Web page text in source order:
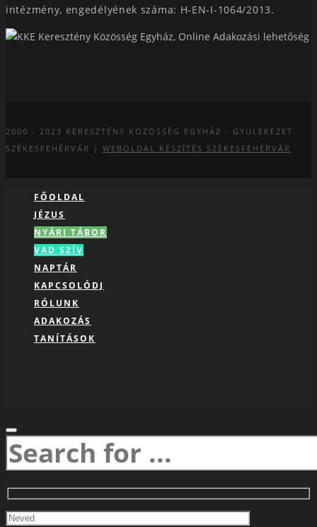
intézmény, engedélyének száma: H-EN-I-1064/2013.
2000 - 2023 KERESZTÉNY KÖZÖSSÉG EGYHÁZ - GYÜLEKEZET
SZÉKESFEHÉRVÁR | WEBOLDAL KÉSZÍTÉS SZÉKESFEHÉRVÁR
FŐOLDAL
JÉZUS
NYÁRI TÁBOR
VAD SZÍV
NAPTÁR
KAPCSOLÓDJ
RÓLUNK
ADAKOZÁS
TANÍTÁSOK